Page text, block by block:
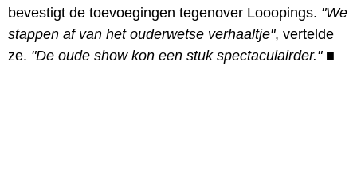
bevestigt de toevoegingen tegenover Looopings. "We
stappen af van het ouderwetse verhaaltje", vertelde
ze. "De oude show kon een stuk spectaculairder." ■